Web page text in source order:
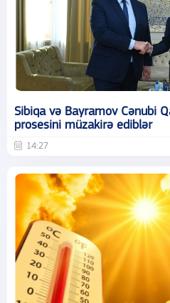
Sibiqa və Bayramov Cənubi
prosesini müzakirə ediblər
14:27